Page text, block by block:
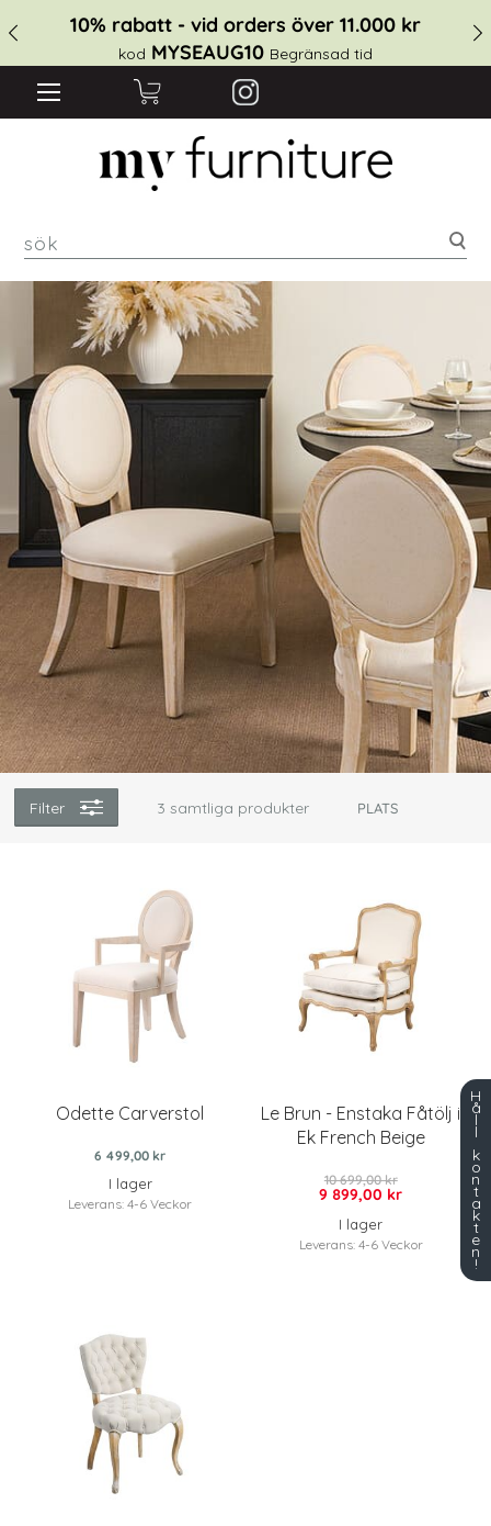
10% rabatt - vid orders över 11.000 kr
kod MYSEAUG10 Begränsad tid
Filter 3 samtliga produkter
Odette Carverstol
6 499,00 kr
I lager
Leverans: 4-6 Veckor
Le Brun - Enstaka Fåtölj i
Ek French Beige
9 899,00 kr
10 699,00 kr
I lager
Leverans: 4-6 Veckor
H
å
l
l
k
o
n
t
a
k
t
e
n
!